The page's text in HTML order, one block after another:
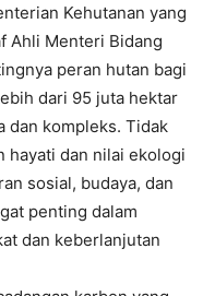
Kehutanan yang
Ahli Menteri Bidang
peran hutan bagi
dari 95 juta hektar
dan kompleks. Tidak
hayati dan nilai ekologi
sosial, budaya, dan
penting dalam
dan keberlanjutan